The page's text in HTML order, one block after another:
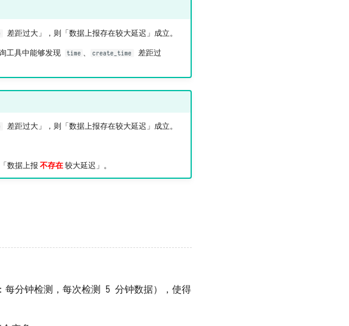
差距过大」，则「数据上报存在较大延迟」成立。
工具中能够发现 time create_time
差距过
差距过大」，则「数据上报存在较大延迟」成立。
数据上报 不存在 较大延迟」。
每分钟检测，每次检测 5 分钟数据），使得